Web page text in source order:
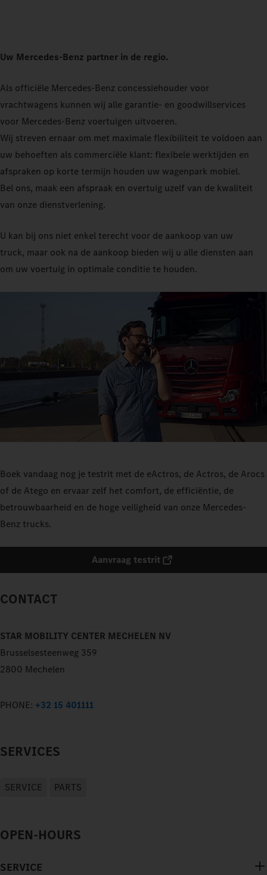
Uw Mercedes-Benz partner in de regio.
Als officiële Mercedes-Benz concessiehouder voor
vrachtwagens kunnen wij alle garantie- en goodwillservices
voor Mercedes-Benz voertuigen uitvoeren.
Wij streven ernaar om met maximale flexibiliteit te voldoen aan
uw behoeften als commerciële klant: flexibele werktijden en
afspraken op korte termijn houden uw wagenpark mobiel.
Bel ons, maak een afspraak en overtuig uzelf van de kwaliteit
van onze dienstverlening.
U kan bij ons niet enkel terecht voor de aankoop van uw
truck, maar ook na de aankoop bieden wij u alle diensten aan
om uw voertuig in optimale conditie te houden.
Boek vandaag nog je testrit met de eActros, de Actros, de Arocs
of de Atego en ervaar zelf het comfort, de efficiëntie, de
betrouwbaarheid en de hoge veiligheid van onze Mercedes-
Benz trucks.
Aanvraag testrit
CONTACT
STAR MOBILITY CENTER MECHELEN NV
Brusselsesteenweg 359
2800 Mechelen
PHONE: +32 15 401111
SERVICES
SERVICE PARTS
OPEN-HOURS
SERVICE